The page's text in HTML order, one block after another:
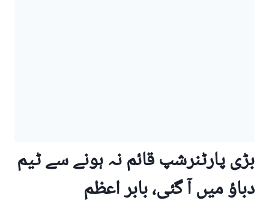
بڑی پارٹنرشپ قائم نہ ہونے سے ٹیم
دباؤ میں آ گئی، بابر اعظم